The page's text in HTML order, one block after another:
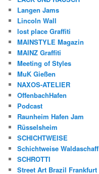
Langen Jams
Lincoln Wall
lost place Graffiti
MAINSTYLE Magazin
MAINZ Graffiti
Meeting of Styles
MuK Gießen
NAXOS-ATELIER
OffenbachHafen
Podcast
Raunheim Hafen Jam
Rüsselsheim
SCHICHTWEISE
Schichtweise Waldaschaff
SCHROTTI
Street Art Brazil Frankfurt